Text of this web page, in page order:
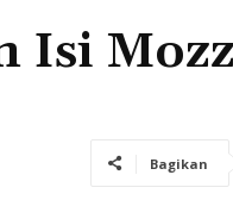
Isi
Bagikan